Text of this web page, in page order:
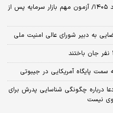
​پیش‌بینی بورس فردا دوشنبه ۱۹ مرداد ۱۴۰۵/ آزمون مهم بازار سرمایه پس از
به دبیر شورای عالی امنیت ملی
پایگاه آمریکایی در جیبوتی
درباره چگونگی شناسایی پدرش برای
نیست